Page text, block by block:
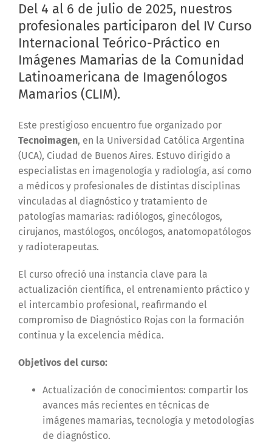
Del 4 al 6 de julio de 2025, nuestros
profesionales participaron del IV Curso
Internacional Teórico-Práctico en
Imágenes Mamarias de la Comunidad
Latinoamericana de Imagenólogos
Mamarios (CLIM).
Este prestigioso encuentro fue organizado por
Tecnoimagen, en la Universidad Católica Argentina
(UCA), Ciudad de Buenos Aires. Estuvo dirigido a
especialistas en imagenología y radiología, así como
a médicos y profesionales de distintas disciplinas
vinculadas al diagnóstico y tratamiento de
patologías mamarias: radiólogos, ginecólogos,
cirujanos, mastólogos, oncólogos, anatomopatólogos
y radioterapeutas.
El curso ofreció una instancia clave para la
actualización científica, el entrenamiento práctico y
el intercambio profesional, reafirmando el
compromiso de Diagnóstico Rojas con la formación
continua y la excelencia médica.
Objetivos del curso:
Actualización de conocimientos: compartir los
avances más recientes en técnicas de
imágenes mamarias, tecnología y metodologías
de diagnóstico.